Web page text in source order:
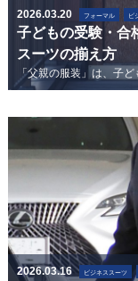
2026.03.20 フォーマル ビ
子どもの受験・合
スーツの揃え方
2026.03.16 ビジネススーツ